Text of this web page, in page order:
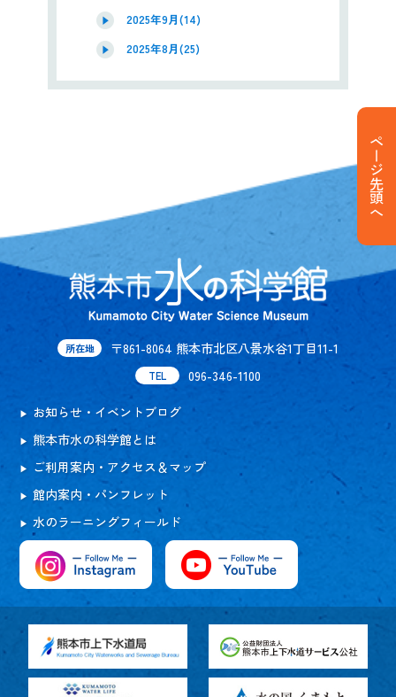
2025年9月(14)
2025年8月(25)
ページ先頭へ
所在地 〒861-8064 熊本市北区八景水谷1丁目11-1
TEL 096-346-1100
お知らせ・イベントブログ
熊本市水の科学館とは
ご利用案内・アクセス＆マップ
館内案内・パンフレット
水のラーニングフィールド